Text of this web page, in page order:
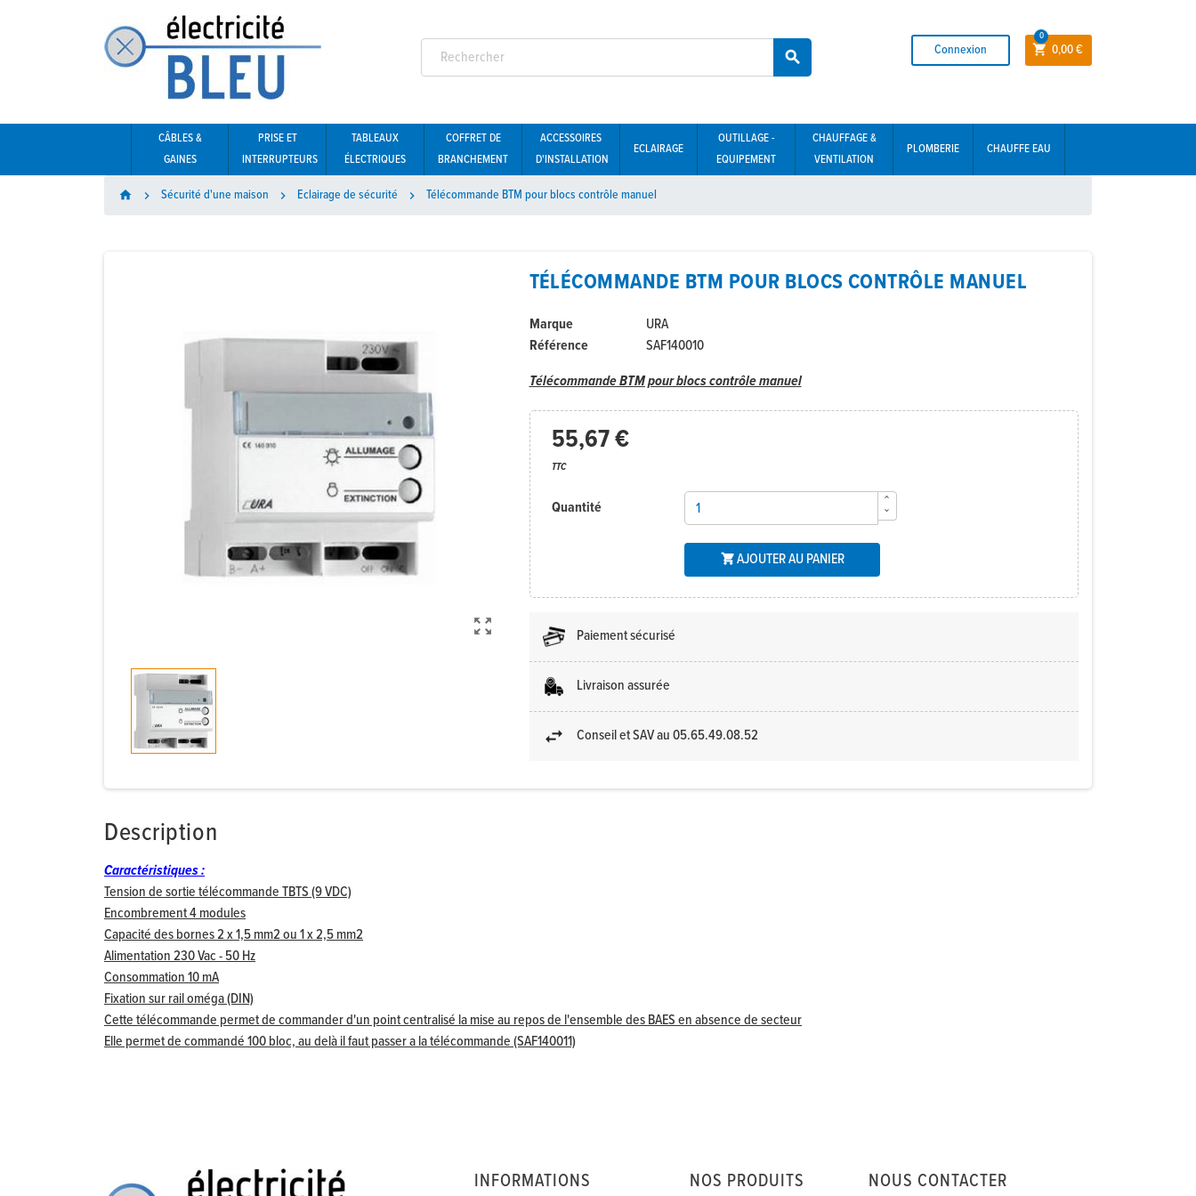
 Connexion  0,00 €
0
CÂBLES &
GAINES
PRISE ET
INTERRUPTEURS
TABLEAUX
ÉLECTRIQUES
COFFRET DE
BRANCHEMENT
ACCESSOIRES
D'INSTALLATION
ECLAIRAGE
OUTILLAGE -
EQUIPEMENT
CHAUFFAGE &
VENTILATION
PLOMBERIE CHAUFFE EAU
home  Sécurité d'une maison  Eclairage de sécurité  Télécommande BTM pour blocs contrôle manuel

TÉLÉCOMMANDE BTM POUR BLOCS CONTRÔLE MANUEL
Marque
URA
Référence
SAF140010
Télécommande BTM pour blocs contrôle manuel
55,67 €
TTC
Quantité
AJOUTER AU PANIER
Paiement sécurisé
Livraison assurée
Conseil et SAV au 05.65.49.08.52
Description
Caractéristiques :
Tension de sortie télécommande TBTS (9 VDC)
Encombrement 4 modules
Capacité des bornes 2 x 1,5 mm2 ou 1 x 2,5 mm2
Alimentation 230 Vac - 50 Hz
Consommation 10 mA
Fixation sur rail oméga (DIN)
Cette télécommande permet de commander d'un point centralisé la mise au repos de l'ensemble des BAES en absence de secteur
Elle permet de commandé 100 bloc, au delà il faut passer a la télécommande (SAF140011)
INFORMATIONS NOS PRODUITS NOUS CONTACTER